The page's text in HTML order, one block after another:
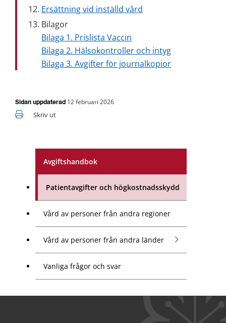
Avgiftshandbok
Patientavgifter och högkostnadsskydd
Vård av personer från andra regioner
Vård av personer från andra länder
Vanliga frågor och svar
Ersättning vid inställd vård
Bilagor
Bilaga 1. Prislista Vaccin
Bilaga 2. Hälsokontroller och intyg
Bilaga 3. Avgifter för journalkopior
Sidan uppdaterad 12 februari 2026
Skriv ut